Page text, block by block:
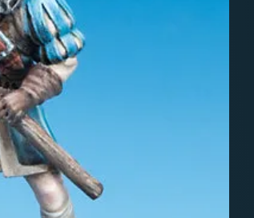
den Versandkosten